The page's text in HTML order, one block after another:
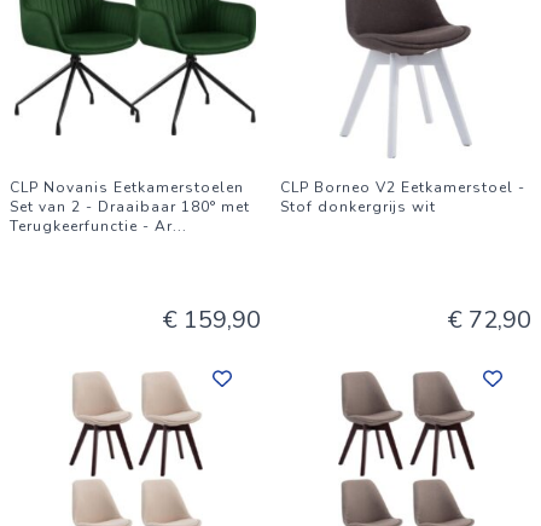
CLP Novanis Eetkamerstoelen
Set van 2 - Draaibaar 180° met
Terugkeerfunctie - Ar...
€ 159,90
CLP Borneo V2 Eetkamerstoel -
Stof donkergrijs wit
€ 72,90